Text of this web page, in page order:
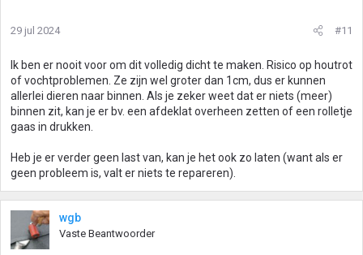
29 jul 2024 #11
Ik ben er nooit voor om dit volledig dicht te maken. Risico op houtrot
of vochtproblemen. Ze zijn wel groter dan 1cm, dus er kunnen
allerlei dieren naar binnen. Als je zeker weet dat er niets (meer)
binnen zit, kan je er bv. een afdeklat overheen zetten of een rolletje
gaas in drukken.
Heb je er verder geen last van, kan je het ook zo laten (want als er
geen probleem is, valt er niets te repareren).
wgb
Vaste Beantwoorder